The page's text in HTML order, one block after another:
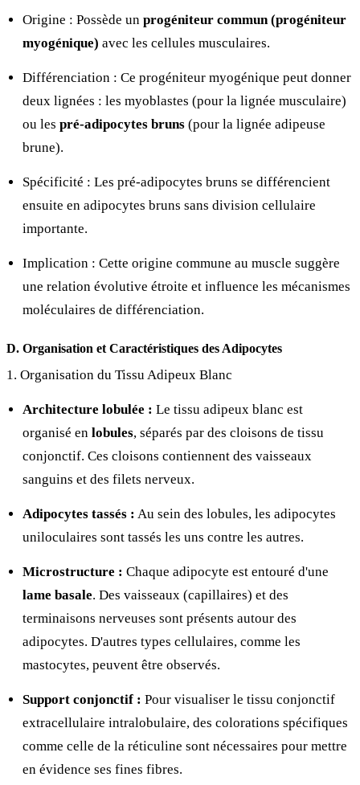
Origine : Possède un progéniteur commun (progéniteur
myogénique) avec les cellules musculaires.
Différenciation : Ce progéniteur myogénique peut donner
deux lignées : les myoblastes (pour la lignée musculaire)
ou les pré-adipocytes bruns (pour la lignée adipeuse
brune).
Spécificité : Les pré-adipocytes bruns se différencient
ensuite en adipocytes bruns sans division cellulaire
importante.
Implication : Cette origine commune au muscle suggère
une relation évolutive étroite et influence les mécanismes
moléculaires de différenciation.
D. Organisation et Caractéristiques des Adipocytes
1. Organisation du Tissu Adipeux Blanc
Architecture lobulée : Le tissu adipeux blanc est
organisé en lobules, séparés par des cloisons de tissu
conjonctif. Ces cloisons contiennent des vaisseaux
sanguins et des filets nerveux.
Adipocytes tassés : Au sein des lobules, les adipocytes
uniloculaires sont tassés les uns contre les autres.
Microstructure : Chaque adipocyte est entouré d'une
lame basale. Des vaisseaux (capillaires) et des
terminaisons nerveuses sont présents autour des
adipocytes. D'autres types cellulaires, comme les
mastocytes, peuvent être observés.
Support conjonctif : Pour visualiser le tissu conjonctif
extracellulaire intralobulaire, des colorations spécifiques
comme celle de la réticuline sont nécessaires pour mettre
en évidence ses fines fibres.